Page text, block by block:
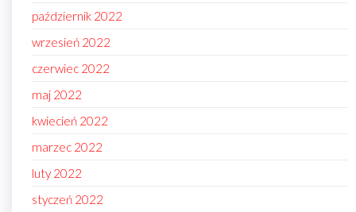
październik 2022
wrzesień 2022
czerwiec 2022
maj 2022
kwiecień 2022
marzec 2022
luty 2022
styczeń 2022